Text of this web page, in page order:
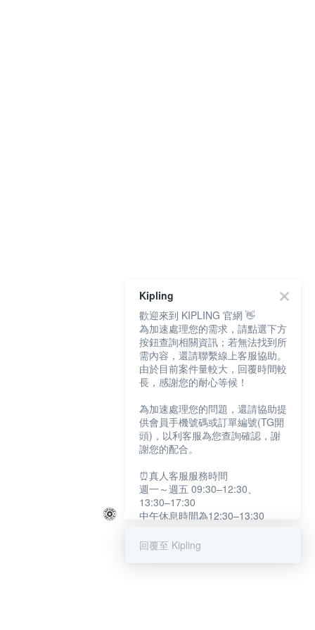
Kipling
歡迎來到 KIPLING 官網 👋
為加速處理您的需求，請點選下方
按鈕查詢相關資訊；若無法找到所
需內容，還請聯繫線上客服協助。
由於目前案件量較大，回覆時間較
長，感謝您的耐心等候！
為加速處理您的問題，還請協助提
供會員手機號碼或訂單編號(TG開
頭)，以利客服為您查詢確認，謝
謝您的配合。
⏰真人客服服務時間
週一～週五 09:30–12:30、
13:30–17:30
中午休息時間為12:30–13:30
提醒您：系統會自動已讀訊息，如
回覆至 Kipling